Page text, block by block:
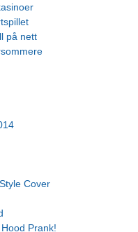
på nett
Cover
Prank!